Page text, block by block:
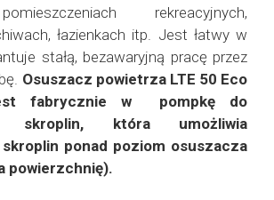
rekreacyjnych,
łazienkach itp. Jest łatwy w
stałą, bezawaryjną pracę przez
Osuszacz powietrza LTE 50 Eco
fabrycznie w pompkę do
skroplin, która umożliwia
ponad poziom osuszacza
powierzchnię).